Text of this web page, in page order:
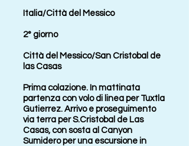
Italia/Città del Messico
2° giorno
Città del Messico/San Cristobal de
las Casas
Prima colazione. In mattinata
partenza con volo di linea per Tuxtla
Gutierrez. Arrivo e proseguimento
via terra per S.Cristobal de Las
Casas, con sosta al Canyon
Sumidero per una escursione in